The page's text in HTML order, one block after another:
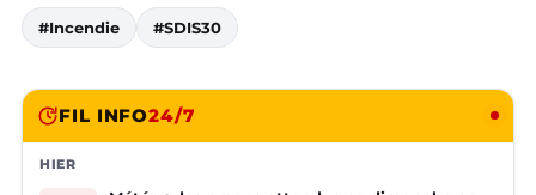
#Incendie #SDIS30
FIL INFO24/7
HIER